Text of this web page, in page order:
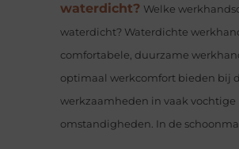
waterdicht? Welke
waterdicht? Waterdichte
comfortabele, duurzame
optimaal werkcomfort bieden bij
werkzaamheden in vaak vochtige
omstandigheden. In de